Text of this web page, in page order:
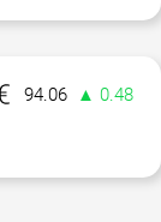
94.06
▲ 0.48